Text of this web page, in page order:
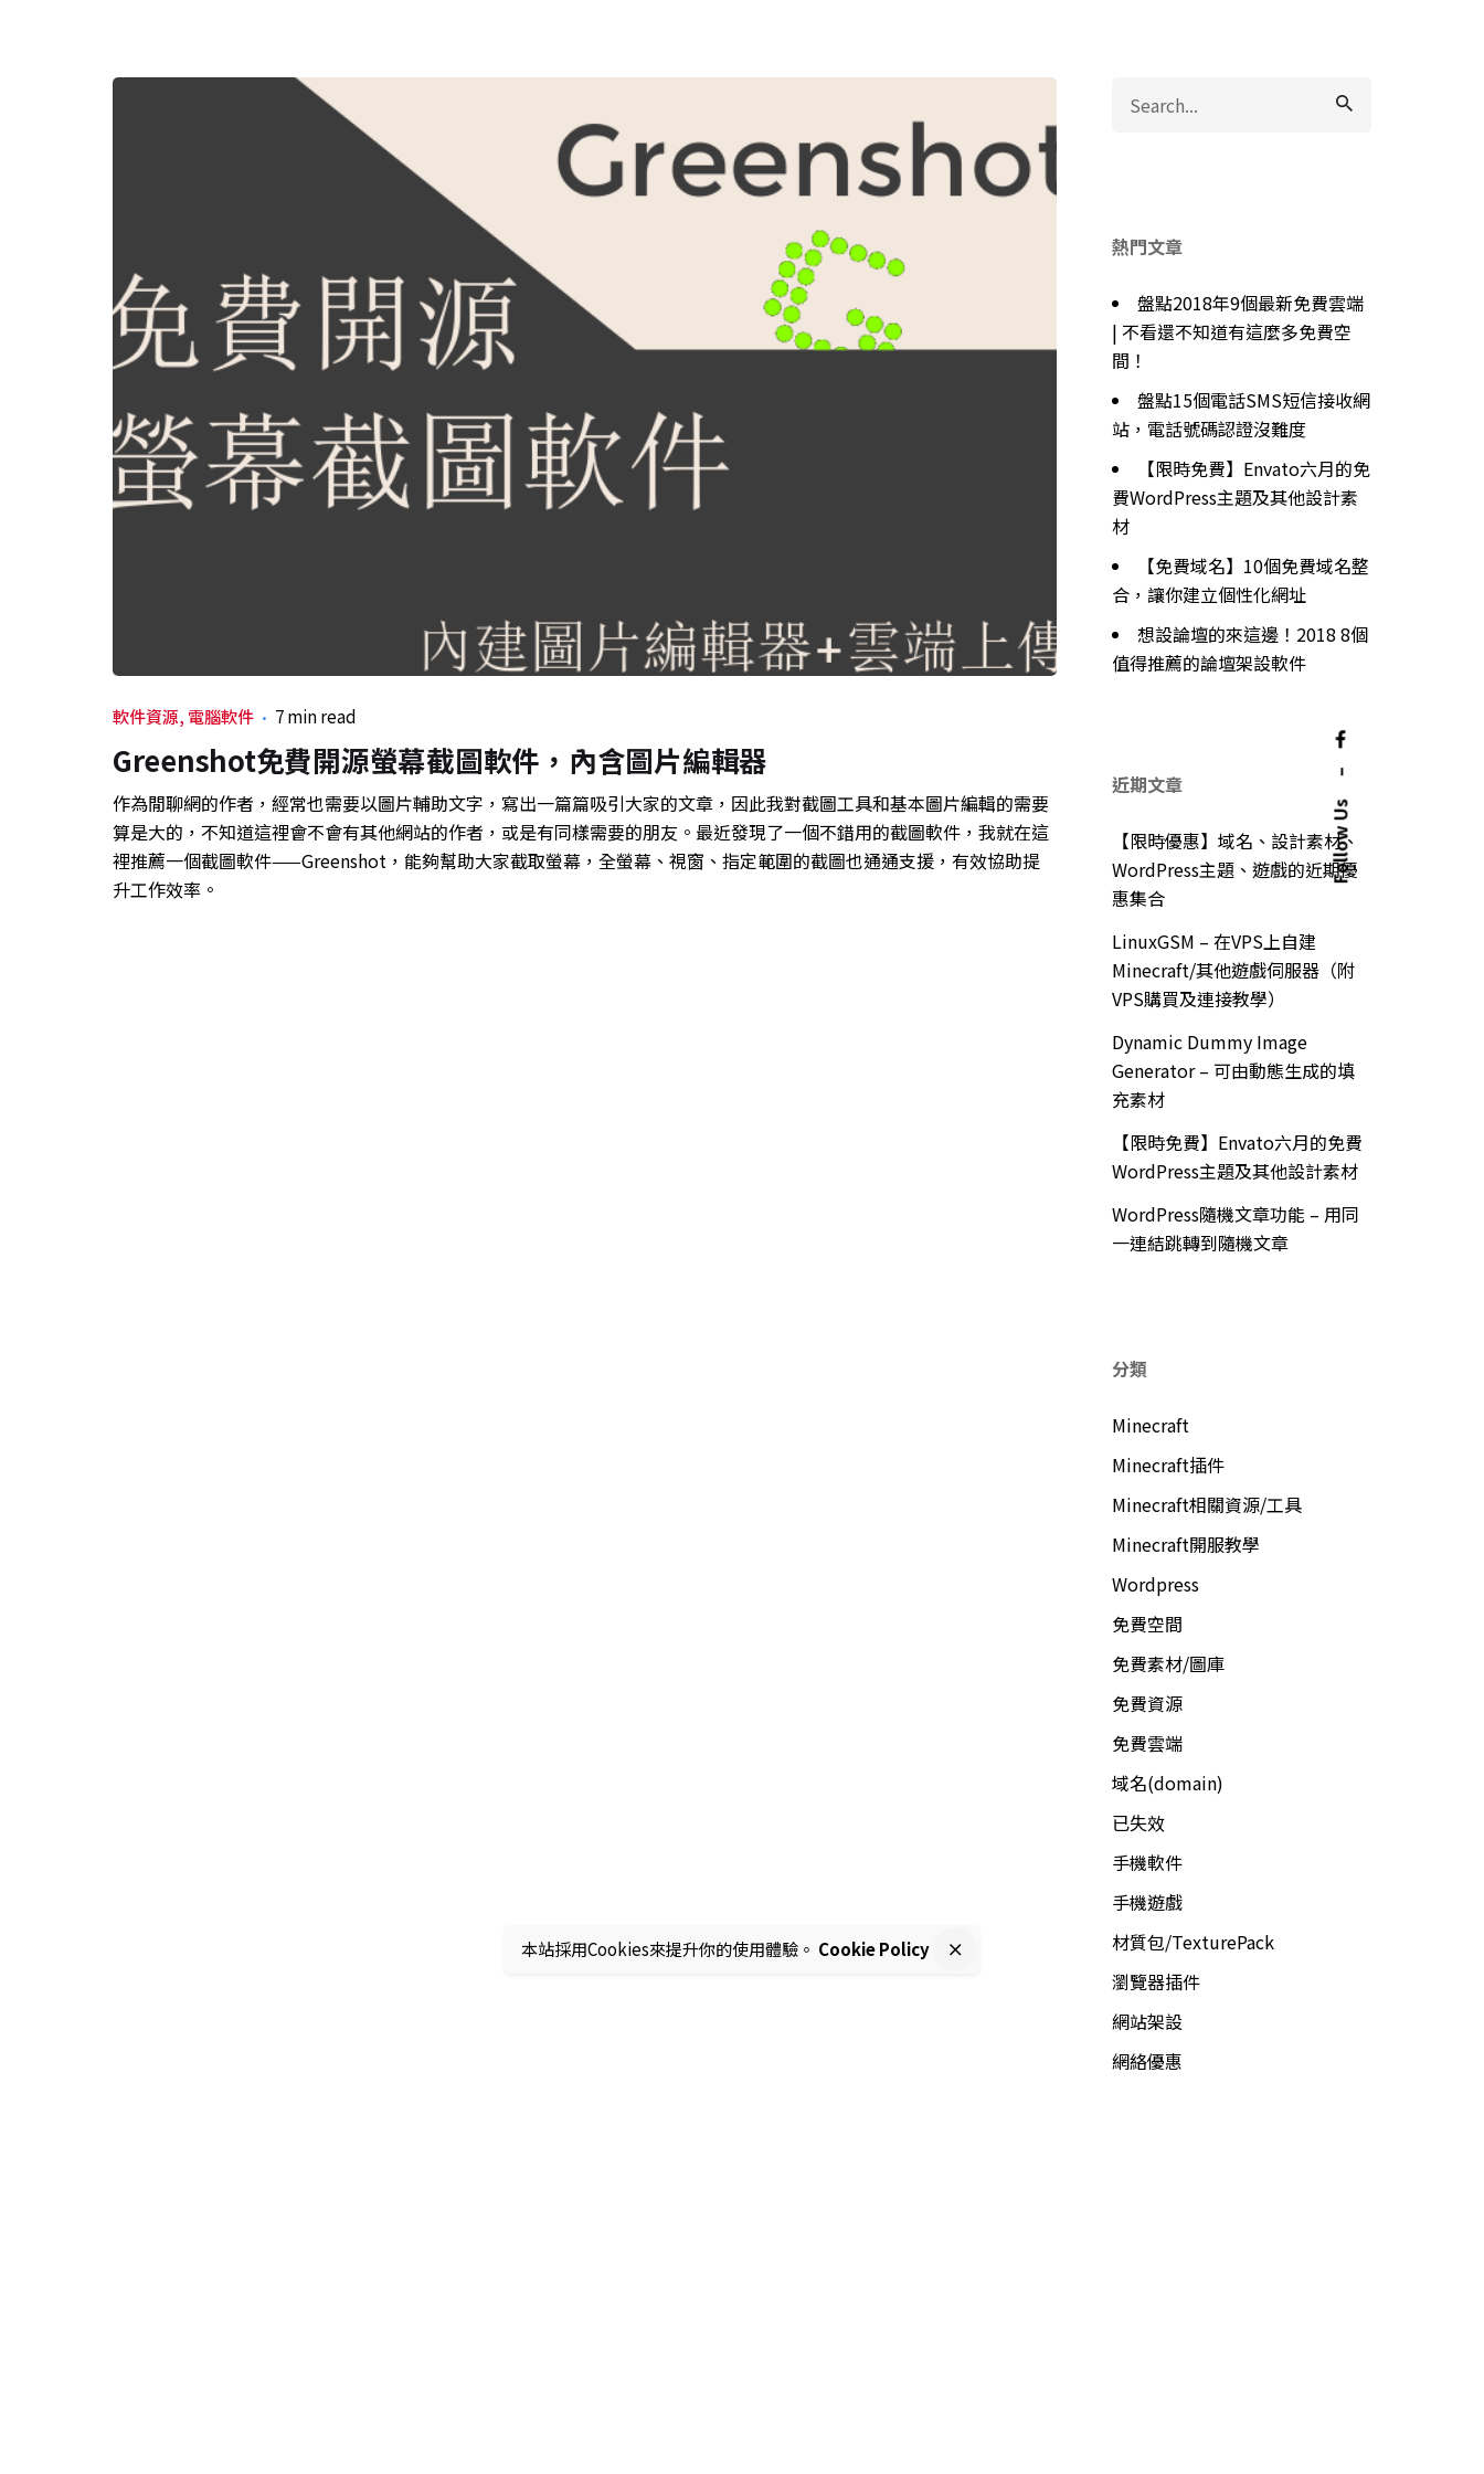
Follow Us
–
軟件資源 電腦軟件 7 min read
Greenshot免費開源螢幕截圖軟件，內含圖片編輯器
作為閒聊網的作者，經常也需要以圖片輔助文字，寫出一篇篇吸引大家的文章，因此我對截圖工具和基本圖片編輯的需要
算是大的，不知道這裡會不會有其他網站的作者，或是有同樣需要的朋友。最近發現了一個不錯用的截圖軟件，我就在這
裡推薦一個截圖軟件——Greenshot，能夠幫助大家截取螢幕，全螢幕、視窗、指定範圍的截圖也通通支援，有效協助提
升工作效率。
for
熱門文章
盤點2018年9個最新免費雲端
| 不看還不知道有這麼多免費空
間！
盤點15個電話SMS短信接收網
站，電話號碼認證沒難度
【限時免費】Envato六月的免
費WordPress主題及其他設計素
材
【免費域名】10個免費域名整
合，讓你建立個性化網址
想設論壇的來這邊！2018 8個
值得推薦的論壇架設軟件
近期文章
【限時優惠】域名、設計素材、
WordPress主題、遊戲的近期優
惠集合
LinuxGSM – 在VPS上自建
Minecraft/其他遊戲伺服器（附
VPS購買及連接教學）
Dynamic Dummy Image
Generator – 可由動態生成的填
充素材
【限時免費】Envato六月的免費
WordPress主題及其他設計素材
WordPress隨機文章功能 – 用同
一連結跳轉到隨機文章
分類
Minecraft
Minecraft插件
Minecraft相關資源/工具
Minecraft開服教學
Wordpress
免費空間
免費素材/圖庫
免費資源
免費雲端
域名(domain)
已失效
手機軟件
手機遊戲
材質包/TexturePack
瀏覽器插件
網站架設
網絡優惠
本站採用Cookies來提升你的使用體驗。 Cookie Policy